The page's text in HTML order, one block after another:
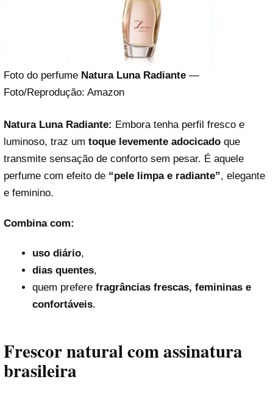
Foto do perfume Natura Luna Radiante —
Foto/Reprodução: Amazon
Natura Luna Radiante: Embora tenha perfil fresco e
luminoso, traz um toque levemente adocicado que
transmite sensação de conforto sem pesar. É aquele
perfume com efeito de “pele limpa e radiante”, elegante
e feminino.
Combina com:
uso diário,
dias quentes,
quem prefere fragrâncias frescas, femininas e
confortáveis.
Frescor natural com assinatura
brasileira